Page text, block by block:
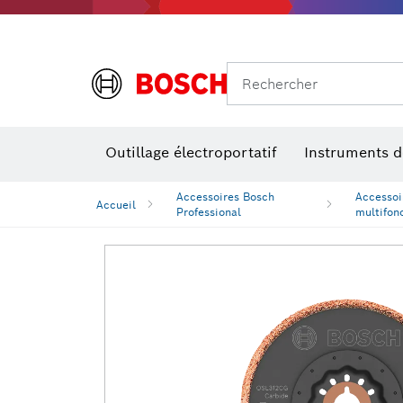
Rechercher
Outillage électroportatif Instruments
Accueil
Accessoires Bosch
Professional